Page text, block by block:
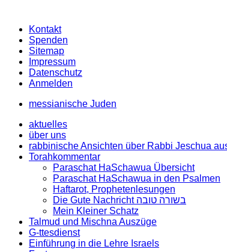
Kontakt
Spenden
Sitemap
Impressum
Datenschutz
Anmelden
messianische Juden
aktuelles
über uns
rabbinische Ansichten über Rabbi Jeschua
Torahkommentar
Paraschat HaSchawua Übersicht
Paraschat HaSchawua in den Psalmen
Haftarot, Prophetenlesungen
Die Gute Nachricht בשורה טובה
Mein Kleiner Schatz
Talmud und Mischna Auszüge
G-ttesdienst
Einführung in die Lehre Israels